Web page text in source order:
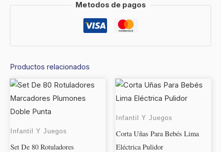
Metodos de pagos
Productos relacionados
Infantil Y Juegos
Set De 80 Rotuladores
Infantil Y Juegos
Corta Uñas Para Bebés Lima
Eléctrica Pulidor
Este